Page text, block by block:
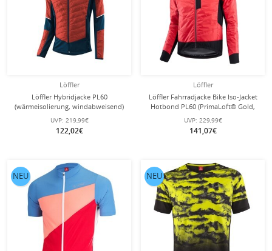
Löffler
Löffler Hybridjacke PL60
(wärmeisolierung, windabweisend)
navyblau/rustyrot Herren
UVP: 219,99€
122,02€
Löffler
Löffler Fahrradjacke Bike Iso-Jacket
Hotbond PL60 (PrimaLoft® Gold,
winddicht, wasserabweisend) 2024
rot Herren
UVP: 229,99€
141,07€
NEU NEU